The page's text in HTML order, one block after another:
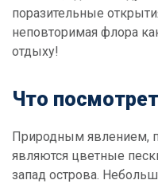
поразительные
неповторимая флора
отдыху!
Что
Природным явлением,
являются цветные
запад острова.